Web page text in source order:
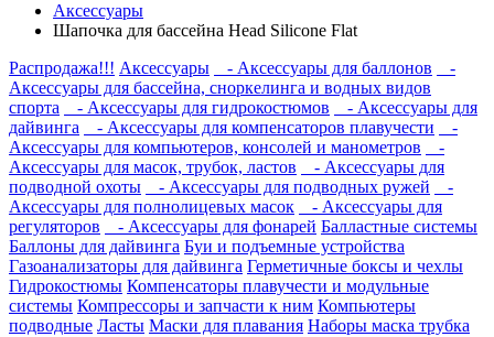
Аксессуары
Шапочка для бассейна Head Silicone Flat
Распродажа!!! Аксессуары - Аксессуары для баллонов
-
Аксессуары для бассейна, сноркелинга и водных видов
спорта
- Аксессуары для гидрокостюмов
- Аксессуары для
дайвинга
- Аксессуары для компенсаторов плавучести
-
Аксессуары для компьютеров, консолей и манометров
-
Аксессуары для масок, трубок, ластов
- Аксессуары для
подводной охоты
- Аксессуары для подводных ружей
-
Аксессуары для полнолицевых масок
- Аксессуары для
регуляторов
- Аксессуары для фонарей Балластные системы
Баллоны для дайвинга Буи и подъемные устройства
Газоанализаторы для дайвинга Герметичные боксы и чехлы
Гидрокостюмы Компенсаторы плавучести и модульные
системы Компрессоры и запчасти к ним Компьютеры
подводные Ласты Маски для плавания Наборы маска трубка